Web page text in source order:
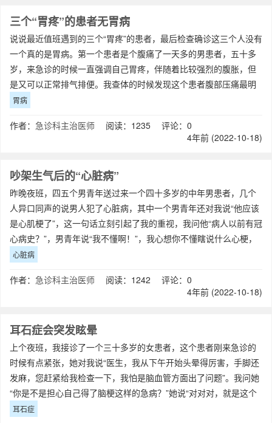
三个“胃疼”的患者无胃病
说说最近值班遇到的三个“胃疼”的患者，最后检查确诊这三个人没有
一个真的是胃病。第一个患者是个腹痛了一天多的男患者，五十多
岁，来急诊的时候一直强调自己胃疼，伴随着比较强烈的腹胀，但
是又可以正常排气排便。我查体的时候发现这个患者腹部压痛最明
显的位置在剑突下，确实是胃的位置，
胃病
作者： 急诊科主治医师 阅读：1235 评论：0
4年前 (2022-10-18)
吵架生气后的“心脏病”
昨晚夜班，四五个男青年送过来一个四十多岁的中年男患者，几个
人异口同声的说男人犯了心脏病，其中一个男青年还对我说“他应该
是心肌梗了”，这一句话立刻引起了我的重视，我问他“病人以前有冠
心病史？”，男青年说“我不懂啊！”，我心想你不懂瞎说什么心梗，
搞得我一阵紧张。我让他们把男
心脏病
作者： 急诊科主治医师 阅读：1242 评论：0
4年前 (2022-10-18)
耳石症会突发眩晕
上个夜班，我接诊了一个三十多岁的女患者，这个患者刚来急诊的
时候有点紧张，她对我说“医生，我从下午开始头晕得厉害，手脚还
发麻，您赶紧给我检查一下，我怕是脑血管方面出了问题”。我问她
“你是不是担心自己得了脑梗这样的急病？”她说“对对对，就是这个
意思”。我告诉她“你放心，你这
耳石症